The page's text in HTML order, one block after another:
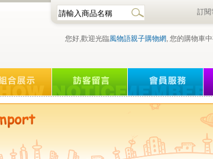
訂閱
您好,歡迎光臨風物語親子購物網, 您的購物車